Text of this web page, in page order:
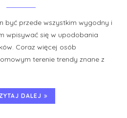
być przede wszystkim wygodny i
wpisywać się w upodobania
Coraz więcej osób
terenie trendy znane z
DALEJ